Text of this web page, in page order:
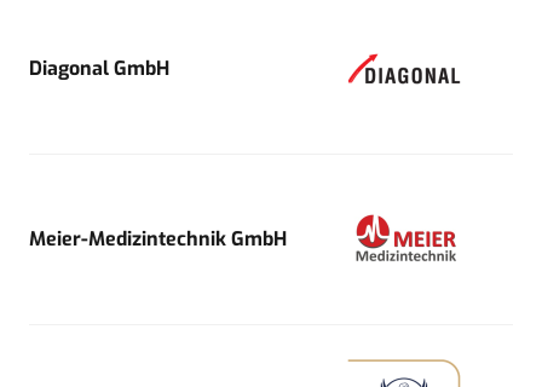
Diagonal GmbH
Meier-Medizintechnik GmbH